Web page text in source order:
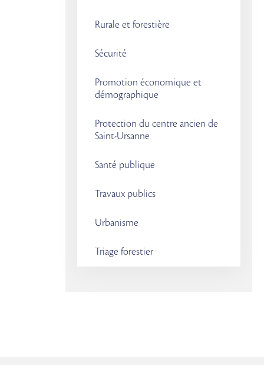
Rurale et forestière
Sécurité
Promotion économique et
démographique
Protection du centre ancien de
Saint-Ursanne
Santé publique
Travaux publics
Urbanisme
Triage forestier